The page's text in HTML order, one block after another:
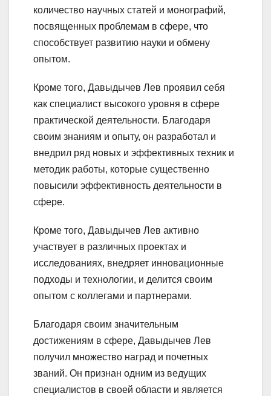
количество научных статей и монографий,
посвященных проблемам в сфере, что
способствует развитию науки и обмену
опытом.
Кроме того, Давыдычев Лев проявил себя
как специалист высокого уровня в сфере
практической деятельности. Благодаря
своим знаниям и опыту, он разработал и
внедрил ряд новых и эффективных техник и
методик работы, которые существенно
повысили эффективность деятельности в
сфере.
Кроме того, Давыдычев Лев активно
участвует в различных проектах и
исследованиях, внедряет инновационные
подходы и технологии, и делится своим
опытом с коллегами и партнерами.
Благодаря своим значительным
достижениям в сфере, Давыдычев Лев
получил множество наград и почетных
званий. Он признан одним из ведущих
специалистов в своей области и является